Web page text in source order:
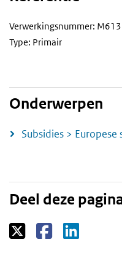
Verwerkingsnummer:
Type: Primair
Onderwerpen
Subsidies > Europese
Deel deze